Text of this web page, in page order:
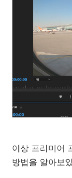
이상 프리미어
방법을 알아보